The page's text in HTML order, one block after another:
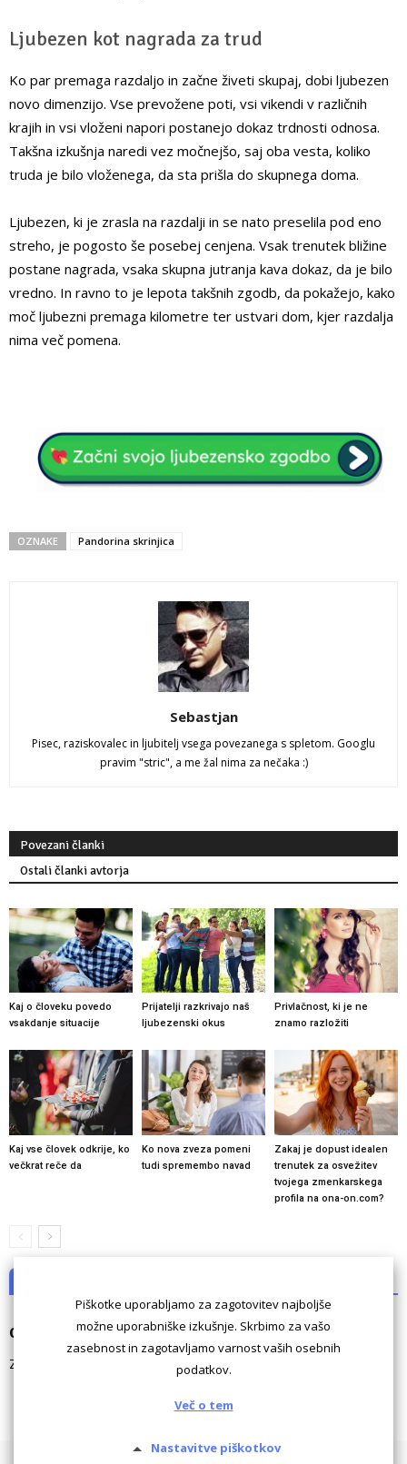
Ljubezen kot nagrada za trud
Ko par premaga razdaljo in začne živeti skupaj, dobi ljubezen
novo dimenzijo. Vse prevožene poti, vsi vikendi v različnih
krajih in vsi vloženi napori postanejo dokaz trdnosti odnosa.
Takšna izkušnja naredi vez močnejšo, saj oba vesta, koliko
truda je bilo vloženega, da sta prišla do skupnega doma.
Ljubezen, ki je zrasla na razdalji in se nato preselila pod eno
streho, je pogosto še posebej cenjena. Vsak trenutek bližine
postane nagrada, vsaka skupna jutranja kava dokaz, da je bilo
vredno. In ravno to je lepota takšnih zgodb, da pokažejo, kako
moč ljubezni premaga kilometre ter ustvari dom, kjer razdalja
nima več pomena.
OZNAKE Pandorina skrinjica
Sebastjan
Pisec, raziskovalec in ljubitelj vsega povezanega s spletom. Googlu
pravim "stric", a me žal nima za nečaka :)
Povezani članki
Ostali članki avtorja
Kaj o človeku povedo
vsakdanje situacije
Prijatelji razkrivajo naš
ljubezenski okus
Privlačnost, ki je ne
znamo razložiti
Kaj vse človek odkrije, ko
večkrat reče da
Ko nova zveza pomeni
tudi spremembo navad
Zakaj je dopust idealen
trenutek za osvežitev
tvojega zmenkarskega
profila na ona-on.com?
Odgovori
Za komentiranje morate biti prijavljeni
Piškotke uporabljamo za zagotovitev najboljše
možne uporabniške izkušnje. Skrbimo za vašo
zasebnost in zagotavljamo varnost vaših osebnih
podatkov.
Več o tem
Nastavitve piškotkov